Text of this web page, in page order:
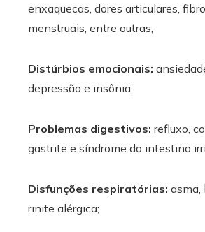
enxaquecas, dores articulares,
menstruais, entre outras;
Distúrbios emocionais:
depressão e insônia;
Problemas digestivos: refluxo,
gastrite e síndrome do intestino
Disfunções respiratórias: asma,
rinite alérgica;